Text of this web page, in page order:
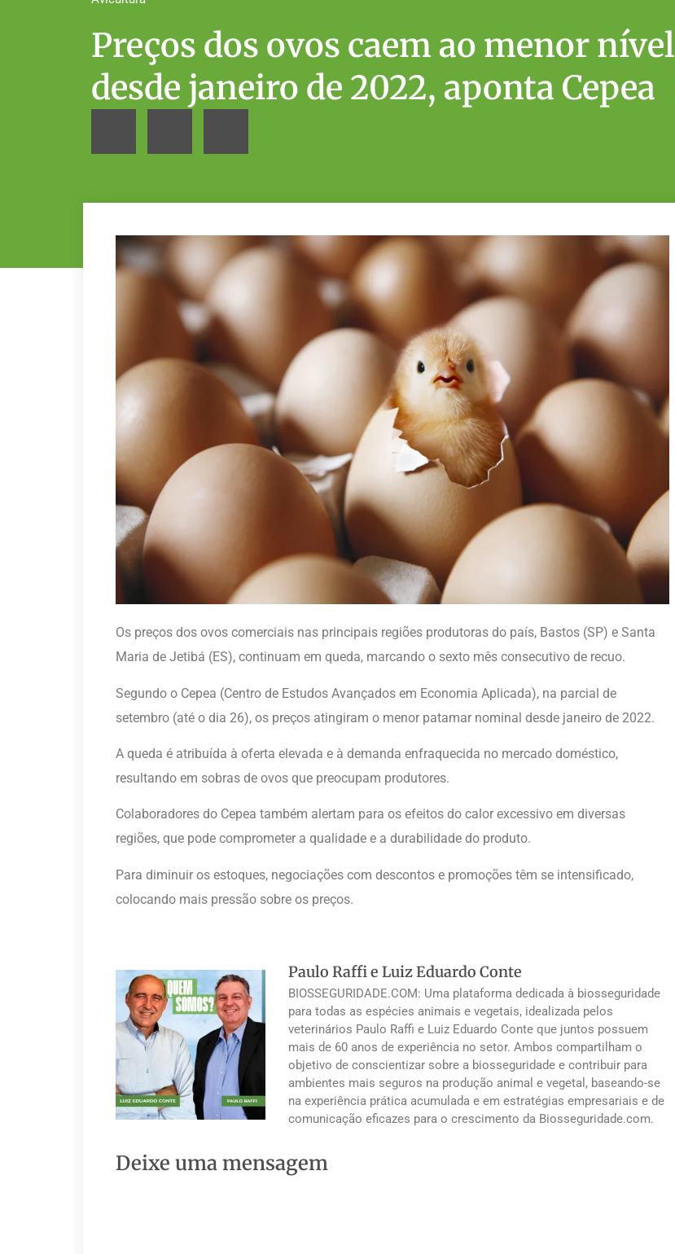
Preços dos ovos caem ao menor nível
desde janeiro de 2022, aponta Cepea
Os preços dos ovos comerciais nas principais regiões produtoras do país, Bastos (SP) e Santa
Maria de Jetibá (ES), continuam em queda, marcando o sexto mês consecutivo de recuo.
Segundo o Cepea (Centro de Estudos Avançados em Economia Aplicada), na parcial de
setembro (até o dia 26), os preços atingiram o menor patamar nominal desde janeiro de 2022.
A queda é atribuída à oferta elevada e à demanda enfraquecida no mercado doméstico,
resultando em sobras de ovos que preocupam produtores.
Colaboradores do Cepea também alertam para os efeitos do calor excessivo em diversas
regiões, que pode comprometer a qualidade e a durabilidade do produto.
Para diminuir os estoques, negociações com descontos e promoções têm se intensificado,
colocando mais pressão sobre os preços.
Paulo Raffi e Luiz Eduardo Conte
BIOSSEGURIDADE.COM: Uma plataforma dedicada à biosseguridade
para todas as espécies animais e vegetais, idealizada pelos
veterinários Paulo Raffi e Luiz Eduardo Conte que juntos possuem
mais de 60 anos de experiência no setor. Ambos compartilham o
objetivo de conscientizar sobre a biosseguridade e contribuir para
ambientes mais seguros na produção animal e vegetal, baseando-se
na experiência prática acumulada e em estratégias empresariais e de
comunicação eficazes para o crescimento da Biosseguridade.com.
Deixe uma mensagem